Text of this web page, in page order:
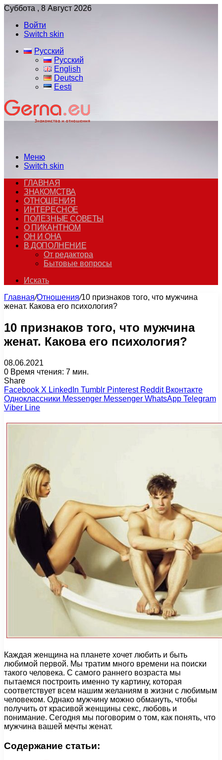
Суббота , 8 Август 2026
Войти
Switch skin
Русский
Русский
English
Deutsch
Eesti
Меню
Switch skin
ГЛАВНАЯ
ЗНАКОМСТВА
ОТНОШЕНИЯ
ИНТЕРЕСНОЕ
ПОЛЕЗНЫЕ СОВЕТЫ
О ПИКАНТНОМ
ОН И ОНА
В ДОПОЛНЕНИЕ
От редактора
Бытовые вопросы
Искать
Главная/Отношения/10 признаков того, что мужчина
женат. Какова его психология?
10 признаков того, что мужчина
женат. Какова его психология?
08.06.2021
0 Время чтения: 7 мин.
Share
Facebook X LinkedIn Tumblr Pinterest Reddit Вконтакте
Одноклассники Messenger Messenger WhatsApp Telegram
Viber Line
Каждая женщина на планете хочет любить и быть
любимой первой. Мы тратим много времени на поиски
такого человека. С самого раннего возраста мы
пытаемся построить именно ту картину, которая
соответствует всем нашим желаниям в жизни с любимым
человеком. Однако мужчину можно обмануть, чтобы
получить от красивой женщины секс, любовь и
понимание. Сегодня мы поговорим о том, как понять, что
мужчина вашей мечты женат.
Содержание статьи: